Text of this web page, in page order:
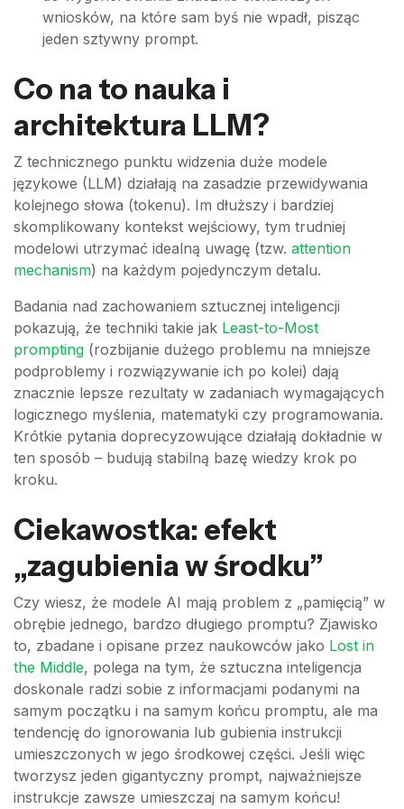
wniosków, na które sam byś nie wpadł, pisząc
jeden sztywny prompt.
Co na to nauka i
architektura LLM?
Z technicznego punktu widzenia duże modele
językowe (LLM) działają na zasadzie przewidywania
kolejnego słowa (tokenu). Im dłuższy i bardziej
skomplikowany kontekst wejściowy, tym trudniej
modelowi utrzymać idealną uwagę (tzw. attention
mechanism) na każdym pojedynczym detalu.
Badania nad zachowaniem sztucznej inteligencji
pokazują, że techniki takie jak Least-to-Most
prompting (rozbijanie dużego problemu na mniejsze
podproblemy i rozwiązywanie ich po kolei) dają
znacznie lepsze rezultaty w zadaniach wymagających
logicznego myślenia, matematyki czy programowania.
Krótkie pytania doprecyzowujące działają dokładnie w
ten sposób – budują stabilną bazę wiedzy krok po
kroku.
Ciekawostka: efekt
„zagubienia w środku”
Czy wiesz, że modele AI mają problem z „pamięcią” w
obrębie jednego, bardzo długiego promptu? Zjawisko
to, zbadane i opisane przez naukowców jako Lost in
the Middle, polega na tym, że sztuczna inteligencja
doskonale radzi sobie z informacjami podanymi na
samym początku i na samym końcu promptu, ale ma
tendencję do ignorowania lub gubienia instrukcji
umieszczonych w jego środkowej części. Jeśli więc
tworzysz jeden gigantyczny prompt, najważniejsze
instrukcje zawsze umieszczaj na samym końcu!